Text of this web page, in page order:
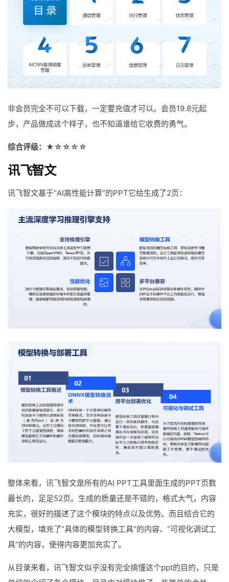
非会员完全不可以下载，一定要充值才可以。会员19.8元起
步，产品做成这个样子，也不知道谁给它收费的勇气。
综合评级：★☆☆☆☆
讯飞智文
讯飞智文基于“AI高性能计算”的PPT它给生成了2页：
整体来看，讯飞智文是所有的AI PPT工具里面生成的PPT页数
最长的，足足52页。生成的质量还是不错的，格式大气，内容
充实，很好的描述了这个模块的特点以及优势。而且结合它的
大模型，填充了“具体的模型转换工具”的内容、“可视化调试工
具”的内容，使得内容更加充实了。
从目录来看，讯飞智文似乎没有完全搞懂这个ppt的目的，只是